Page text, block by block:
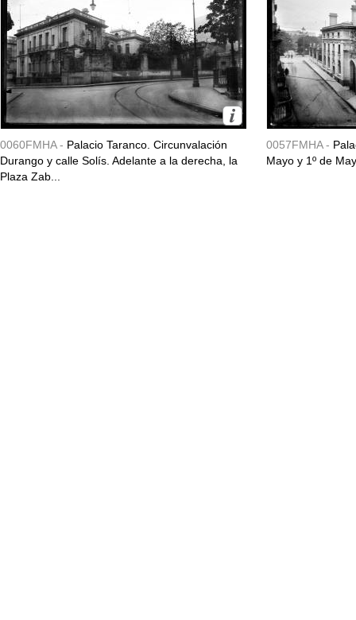
0060FMHA - Palacio Taranco. Circunvalación
Durango y calle Solís. Adelante a la derecha, la
Plaza Zab...
0057FMHA -
Mayo y 1º de